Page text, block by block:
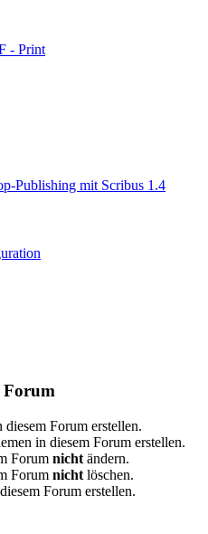
- Print
Publishing mit Scribus 1.4
Forum
diesem Forum erstellen.
in diesem Forum erstellen.
Forum nicht ändern.
Forum nicht löschen.
Forum erstellen.